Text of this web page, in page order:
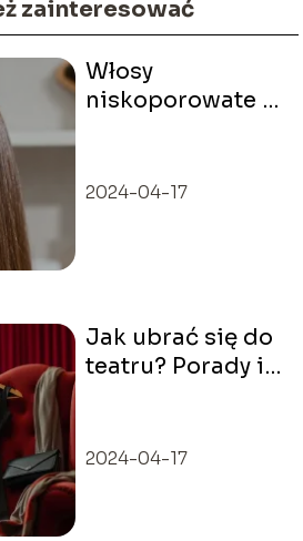
zainteresować
Włosy
niskoporowate –
2024-04-17
Jak ubrać się do
teatru? Porady i
2024-04-17